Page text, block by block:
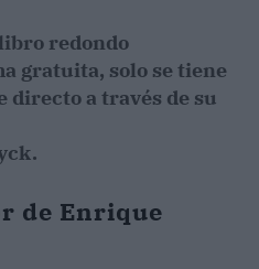
redondo
gratuita, solo se tiene
directo a través de su
de Enrique